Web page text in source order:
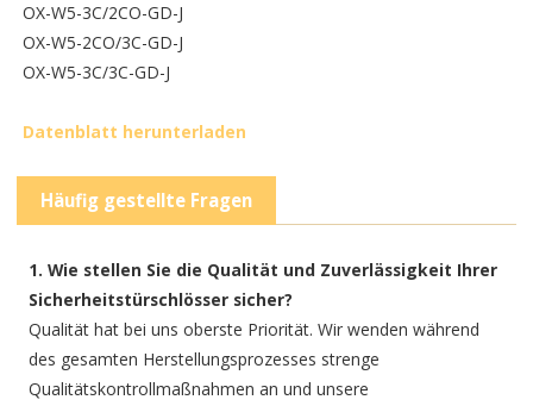
OX-W5-3C/2CO-GD-J
OX-W5-2CO/3C-GD-J
OX-W5-3C/3C-GD-J
Datenblatt herunterladen
Häufig gestellte Fragen
1. Wie stellen Sie die Qualität und Zuverlässigkeit Ihrer
Sicherheitstürschlösser sicher?
Qualität hat bei uns oberste Priorität. Wir wenden während
des gesamten Herstellungsprozesses strenge
Qualitätskontrollmaßnahmen an und unsere